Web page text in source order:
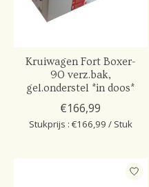
Kruiwagen Fort Boxer-
90 verz.bak,
gel.onderstel *in doos*
€166,99
Stukprijs : €166,99 / Stuk